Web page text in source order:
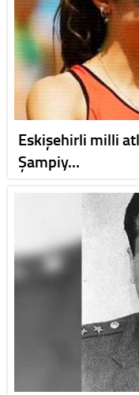
Eskişehirli milli
Şampiy…